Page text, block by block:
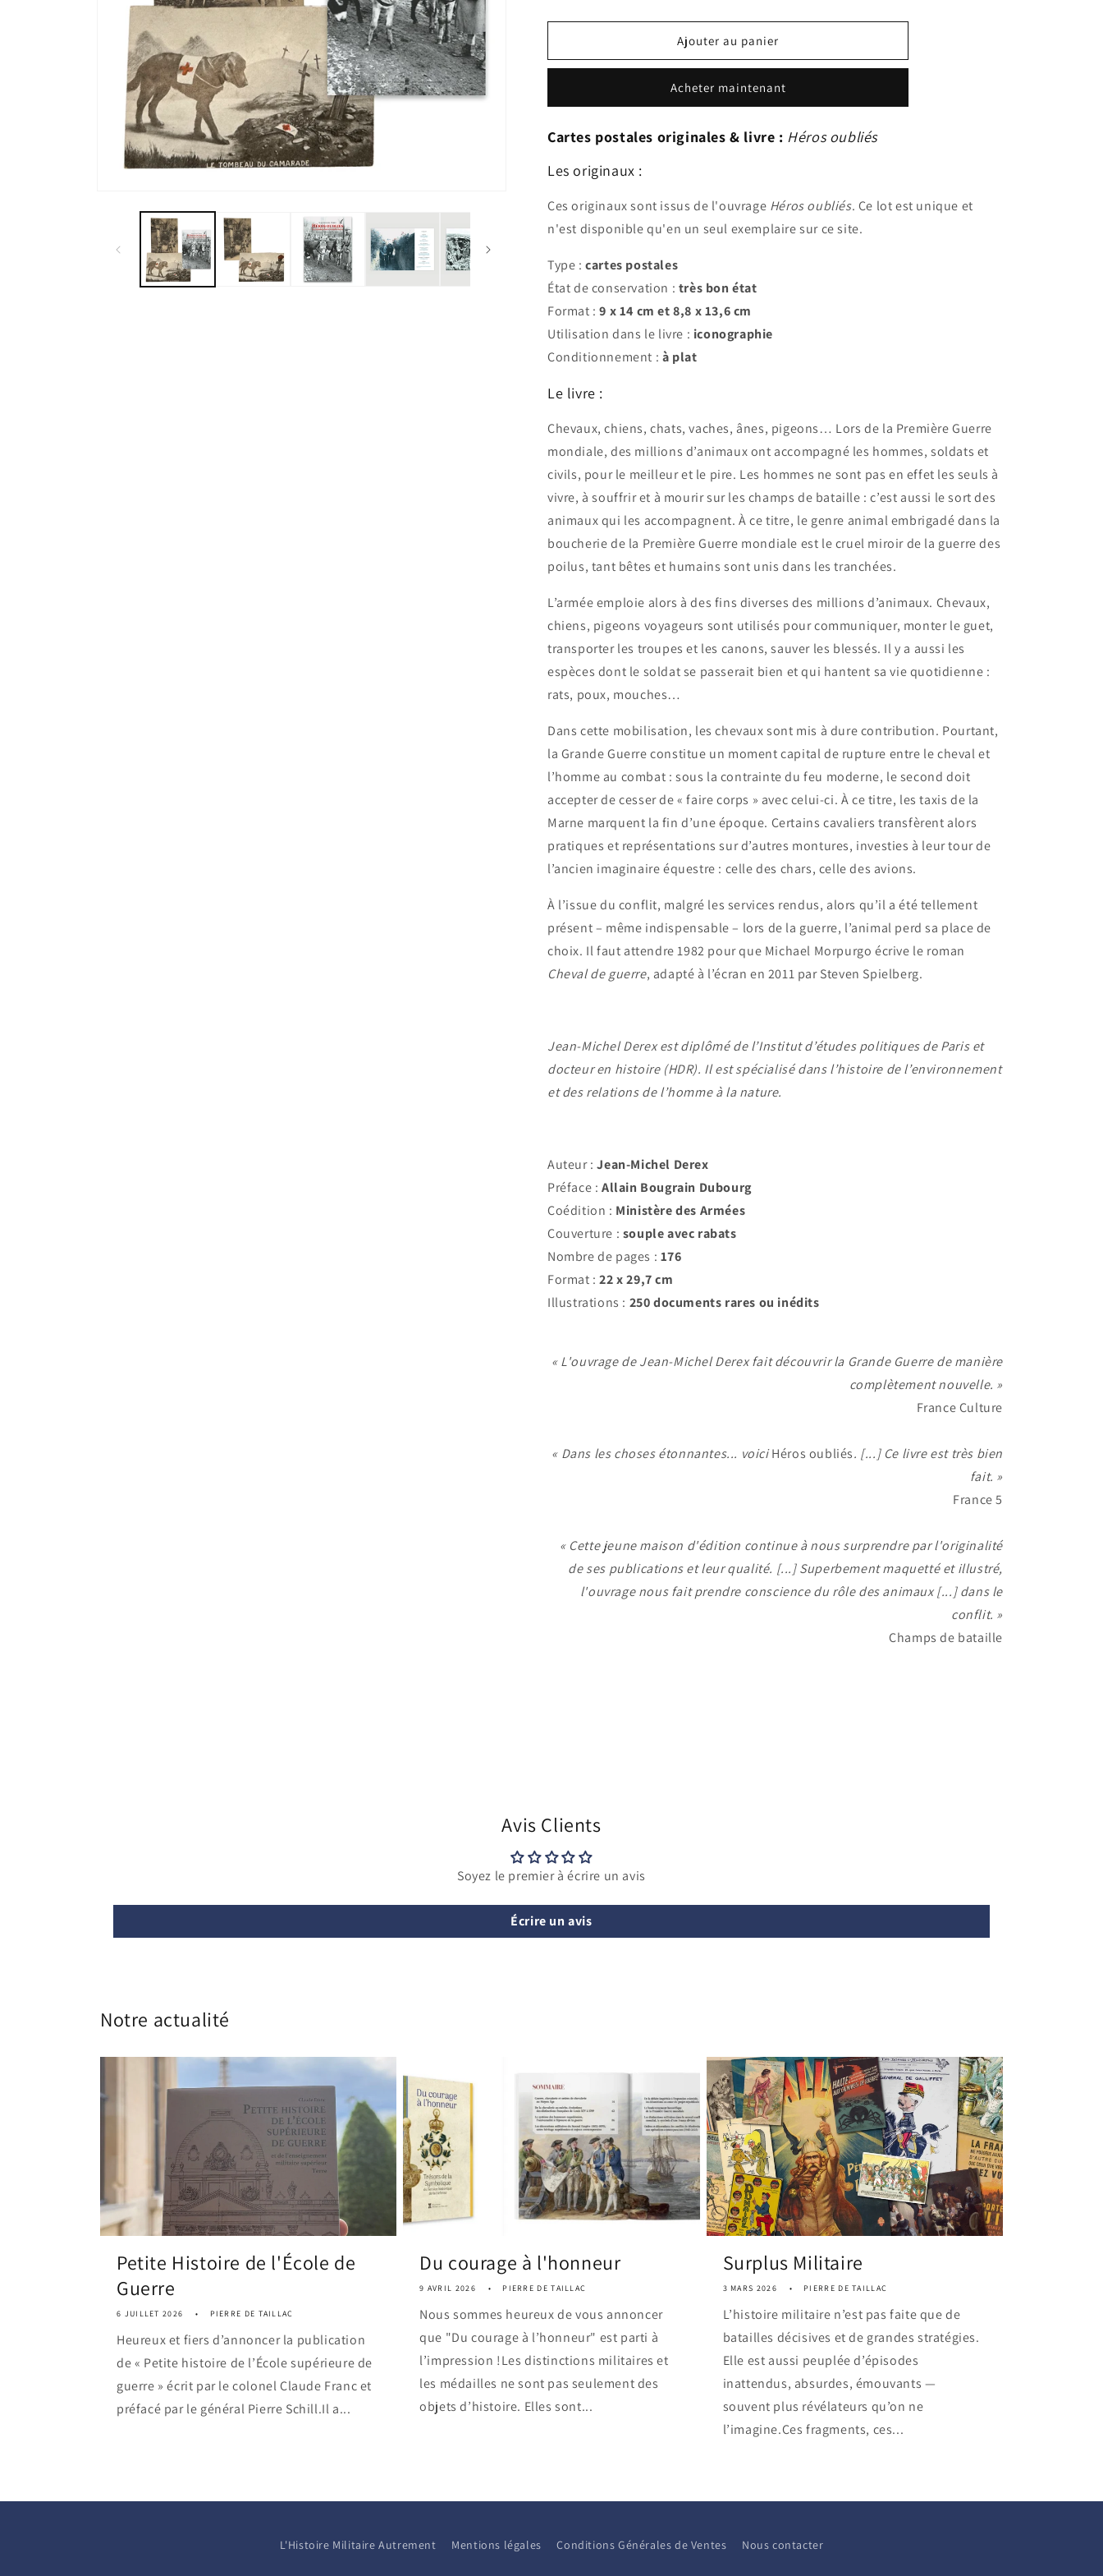
Ajouter au panier
Acheter maintenant
Cartes postales originales & livre : Héros oubliés
Les originaux :
Ces originaux sont issus de l'ouvrage Héros oubliés. Ce lot est unique et
n'est disponible qu'en un seul exemplaire sur ce site.
Type :cartes postales
État de conservation : très bon état
Format :9 x 14 cm et 8,8 x 13,6 cm
Utilisation dans le livre : iconographie
Conditionnement : à plat
Le livre :
Chevaux, chiens, chats, vaches, ânes, pigeons… Lors de la Première Guerre
mondiale, des millions d’animaux ont accompagné les hommes, soldats et
civils, pour le meilleur et le pire. Les hommes ne sont pas en effet les seuls à
vivre, à souffrir et à mourir sur les champs de bataille : c’est aussi le sort des
animaux qui les accompagnent. À ce titre, le genre animal embrigadé dans la
boucherie de la Première Guerre mondiale est le cruel miroir de la guerre des
poilus, tant bêtes et humains sont unis dans les tranchées.
L’armée emploie alors à des fins diverses des millions d’animaux. Chevaux,
chiens, pigeons voyageurs sont utilisés pour communiquer, monter le guet,
transporter les troupes et les canons, sauver les blessés. Il y a aussi les
espèces dont le soldat se passerait bien et qui hantent sa vie quotidienne :
rats, poux, mouches…
Dans cette mobilisation, les chevaux sont mis à dure contribution. Pourtant,
la Grande Guerre constitue un moment capital de rupture entre le cheval et
l’homme au combat : sous la contrainte du feu moderne, le second doit
accepter de cesser de « faire corps » avec celui-ci. À ce titre, les taxis de la
Marne marquent la fin d’une époque. Certains cavaliers transfèrent alors
pratiques et représentations sur d’autres montures, investies à leur tour de
l’ancien imaginaire équestre : celle des chars, celle des avions.
À l’issue du conflit, malgré les services rendus, alors qu’il a été tellement
présent – même indispensable – lors de la guerre, l’animal perd sa place de
choix. Il faut attendre 1982 pour que Michael Morpurgo écrive le roman
Cheval de guerre, adapté à l’écran en 2011 par Steven Spielberg.
Jean-Michel Derex est diplômé de l’Institut d’études politiques de Paris et
docteur en histoire (HDR). Il est spécialisé dans l’histoire de l’environnement
et des relations de l’homme à la nature.
Auteur :Jean-Michel Derex
Préface : Allain Bougrain Dubourg
Coédition : Ministère des Armées
Couverture : souple avec rabats
Nombre de pages : 176
Format :22 x 29,7 cm
Illustrations : 250 documents rares ou inédits
« L'ouvrage de Jean-Michel Derex fait découvrir la Grande Guerre de manière
complètement nouvelle. »
France Culture
« Dans les choses étonnantes... voiciHéros oubliés. [...] Ce livre est très bien
fait. »
France 5
« Cette jeune maison d'édition continue à nous surprendre par l'originalité
de ses publications et leur qualité. [...] Superbement maquetté et illustré,
l'ouvrage nous fait prendre conscience du rôle des animaux [...] dans le
conflit. »
Champs de bataille
Avis Clients
Soyez le premier à écrire un avis
Écrire un avis
Notre actualité
Petite Histoire de l'École de
Guerre
6 JUILLET 2026 PIERRE DE TAILLAC
Heureux et fiers d’annoncer la publication
de « Petite histoire de l’École supérieure de
guerre » écrit par le colonel Claude Franc et
préfacé par le général Pierre Schill.Il a...
Du courage à l'honneur
9 AVRIL 2026 PIERRE DE TAILLAC
Nous sommes heureux de vous annoncer
que "Du courage à l’honneur" est parti à
l’impression !Les distinctions militaires et
les médailles ne sont pas seulement des
objets d’histoire. Elles sont...
Surplus Militaire
3 MARS 2026 PIERRE DE TAILLAC
L’histoire militaire n’est pas faite que de
batailles décisives et de grandes stratégies.
Elle est aussi peuplée d’épisodes
inattendus, absurdes, émouvants —
souvent plus révélateurs qu’on ne
l’imagine.Ces fragments, ces...
L'Histoire Militaire Autrement Mentions légales Conditions Générales de Ventes Nous contacter